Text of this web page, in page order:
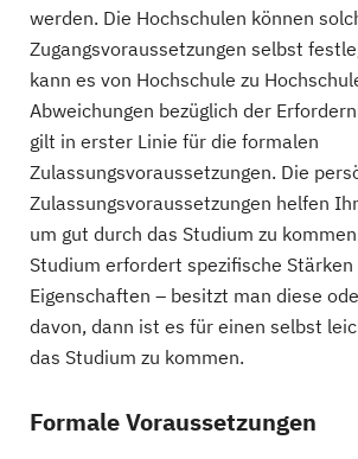
werden. Die Hochschulen können
Zugangsvoraussetzungen selbst
kann es von Hochschule zu
Abweichungen bezüglich der
gilt in erster Linie für die formalen
Zulassungsvoraussetzungen. Die
Zulassungsvoraussetzungen helfen
um gut durch das Studium zu
Studium erfordert spezifische Stärken
Eigenschaften – besitzt man diese
davon, dann ist es für einen selbst
das Studium zu kommen.
Formale Voraussetzungen